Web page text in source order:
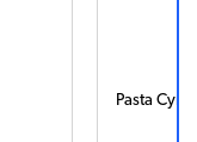
Pasta